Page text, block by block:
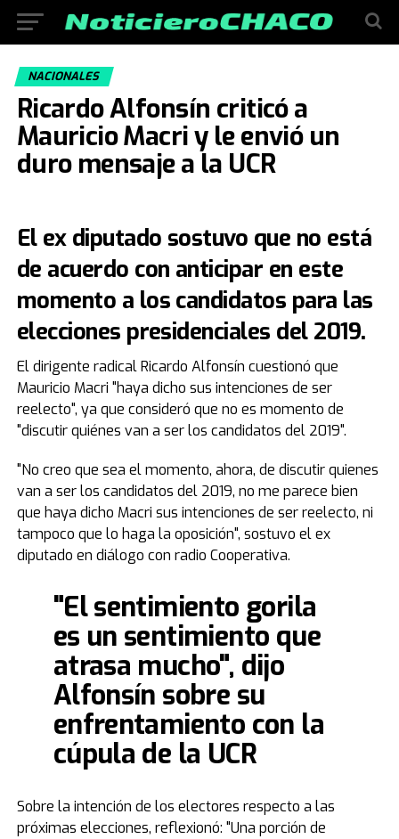
NACIONALES
Ricardo Alfonsín criticó a
Mauricio Macri y le envió un
duro mensaje a la UCR
El ex diputado sostuvo que no está
de acuerdo con anticipar en este
momento a los candidatos para las
elecciones presidenciales del 2019.
El dirigente radical Ricardo Alfonsín cuestionó que
Mauricio Macri "haya dicho sus intenciones de ser
reelecto", ya que consideró que no es momento de
"discutir quiénes van a ser los candidatos del 2019".
"No creo que sea el momento, ahora, de discutir quienes
van a ser los candidatos del 2019, no me parece bien
que haya dicho Macri sus intenciones de ser reelecto, ni
tampoco que lo haga la oposición", sostuvo el ex
diputado en diálogo con radio Cooperativa.
"El sentimiento gorila
es un sentimiento que
atrasa mucho", dijo
Alfonsín sobre su
enfrentamiento con la
cúpula de la UCR
Sobre la intención de los electores respecto a las
próximas elecciones, reflexionó: "Una porción de